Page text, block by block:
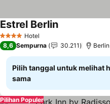
4 BintangHotel
Estrel BerlinLihat harga
8,6 Sempurna 30.211 Berlin
Pilih tanggal untuk melihat
sama
Pilihan Populer